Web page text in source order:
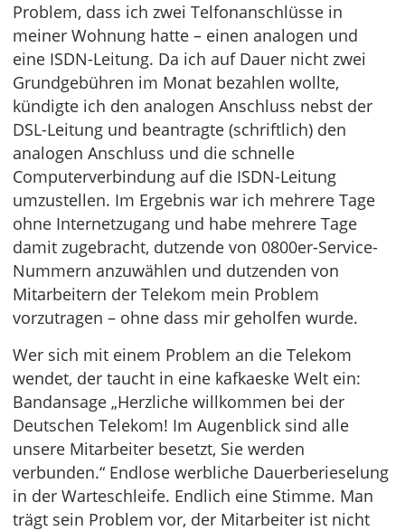
Problem, dass ich zwei Telfonanschlüsse in
meiner Wohnung hatte – einen analogen und
eine ISDN-Leitung. Da ich auf Dauer nicht zwei
Grundgebühren im Monat bezahlen wollte,
kündigte ich den analogen Anschluss nebst der
DSL-Leitung und beantragte (schriftlich) den
analogen Anschluss und die schnelle
Computerverbindung auf die ISDN-Leitung
umzustellen. Im Ergebnis war ich mehrere Tage
ohne Internetzugang und habe mehrere Tage
damit zugebracht, dutzende von 0800er-Service-
Nummern anzuwählen und dutzenden von
Mitarbeitern der Telekom mein Problem
vorzutragen – ohne dass mir geholfen wurde.
Wer sich mit einem Problem an die Telekom
wendet, der taucht in eine kafkaeske Welt ein:
Bandansage „Herzliche willkommen bei der
Deutschen Telekom! Im Augenblick sind alle
unsere Mitarbeiter besetzt, Sie werden
verbunden.“ Endlose werbliche Dauerberieselung
in der Warteschleife. Endlich eine Stimme. Man
trägt sein Problem vor, der Mitarbeiter ist nicht